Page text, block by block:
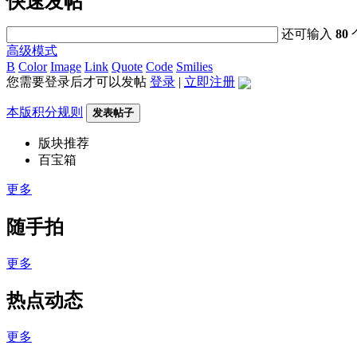
还可输入80
高级模式
B Color Image Link Quote Code Smilies
您需要登录后才可以发帖 登录 | 立即注册
本版积分规则 发表帖子
版块推荐
百宝箱
更多
随手拍
更多
热点动态
更多